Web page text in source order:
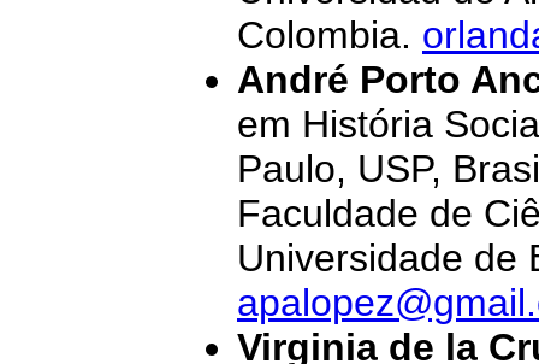
Colombia.
André Porto
em História
Paulo, USP,
Faculdade de
Universidade de
Virginia de la